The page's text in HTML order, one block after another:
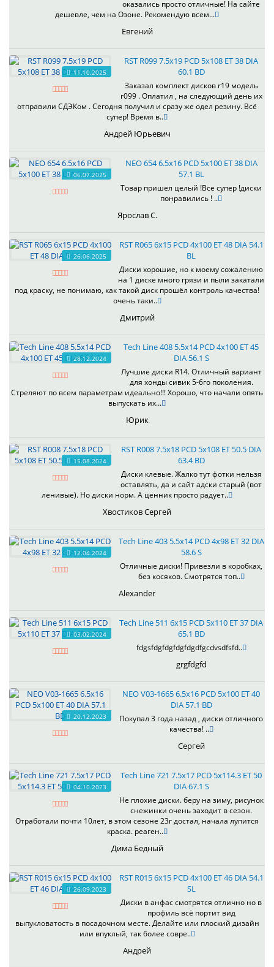
оказались просто отличные! На сайте
дешевле, чем на Озоне. Рекомендую всем...
Евгений
11.10.2025
RST R099 7.5x19 PCD 5x108 ET 38 DIA
60.1 BD
Заказал комплект дисков r19 модель
r099 . Оплатил , на следующий день их
отправили СДЭКом . Сегодня получил и сразу же одел резину. Всё
супер! Время в..
Андрей Юрьевич
06.07.2025
NEO 654 6.5x16 PCD 5x100 ET 38 DIA
57.1 BL
Товар пришел целый !Все супер !диски
понравились ! ..
Ярослав С.
26.06.2025
RST R065 6x15 PCD 4x100 ET 48 DIA 54.1
BL
Диски хорошие, но к моему сожалению
на 1 диске много грязи и пыли закатали
под краску, не понимаю, как такой диск прошёл контроль качества!
очень таки..
Дмитрий
28.12.2024
Tech Line 408 5.5x14 PCD 4x100 ET 45
DIA 56.1 S
Лучшие диски R14. Отличный вариант
для хонды сивик 5-6го поколения.
Стреляют по всем параметрам идеально!!! Хорошо, что начали опять
выпускать их...
Юрик
15.08.2024
RST R008 7.5x18 PCD 5x108 ET 50.5 DIA
63.4 BD
Диски клевые. Жалко тут фотки нельзя
оставлять, да и сайт адски старый (вот
ленивые). Но диски норм. А ценник просто радует..
Хвостиков Сергей
12.04.2024
Tech Line 403 5.5x14 PCD 4x98 ET 32 DIA
58.6 S
Отличные диски! Привезли в коробках,
без косяков. Смотрятся топ..
Alexander
03.02.2024
Tech Line 511 6x15 PCD 5x110 ET 37 DIA
65.1 BD
fdgsfdgfdgfdgfdgdfgcdvsdfsfd..
grgfdgfd
20.12.2023
NEO V03-1665 6.5x16 PCD 5x100 ET 40
DIA 57.1 BD
Покупал 3 года назад , диски отличного
качества! ..
Сергей
04.10.2023
Tech Line 721 7.5x17 PCD 5x114.3 ET 50
DIA 67.1 S
Не плохие диски. беру на зиму, рисунок
снежинки очень заходит в сезон.
Отработали почти 10лет, в этом сезоне 23г достал, начала лупится
краска. реаген..
Дима Бедный
26.09.2023
RST R015 6x15 PCD 4x100 ET 46 DIA 54.1
SL
Диски в анфас смотрятся отлично но в
профиль всё портит вид
выпукловатость в посадочном месте. Делайте или плоский дизайн
или впуклый, так более совре..
Андрей